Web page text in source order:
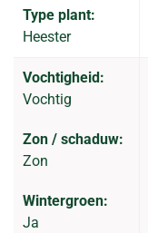
Type plant:
Heester
Vochtigheid:
Vochtig
Zon / schaduw:
Zon
Wintergroen:
Ja